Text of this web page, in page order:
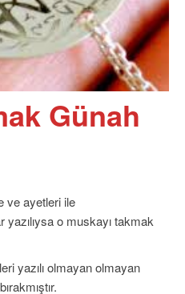
Günah
ve ayetleri ile
o muskayı takmak
yazılı olmayan olmayan